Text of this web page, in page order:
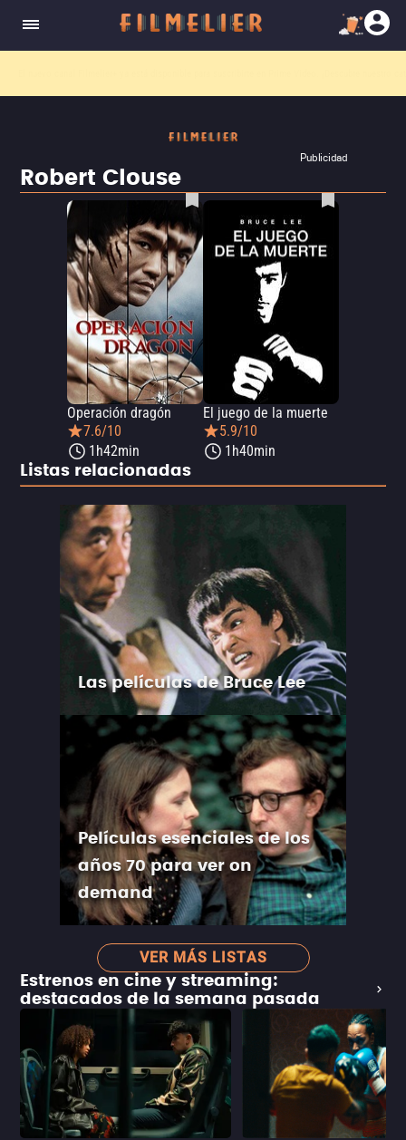
Publicidad
Robert Clouse
Operación dragón
7.6/10
1h42min
El juego de la muerte
5.9/10
1h40min
Listas relacionadas
Las películas de Bruce Lee
Películas esenciales de los
años 70 para ver on
demand
VER MÁS LISTAS
Estrenos en cine y streaming:
destacados de la semana pasada